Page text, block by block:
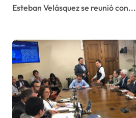
Esteban Velásquez se reunió con...